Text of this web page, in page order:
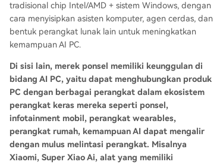
tradisional chip Intel/AMD + sistem Windows, dengan
cara menyisipkan asisten komputer, agen cerdas, dan
bentuk perangkat lunak lain untuk meningkatkan
kemampuan AI PC.
Di sisi lain, merek ponsel memiliki keunggulan di
bidang AI PC, yaitu dapat menghubungkan produk
PC dengan berbagai perangkat dalam ekosistem
perangkat keras mereka seperti ponsel,
infotainment mobil, perangkat wearables,
perangkat rumah, kemampuan AI dapat mengalir
dengan mulus melintasi perangkat. Misalnya
Xiaomi, Super Xiao Ai, alat yang memiliki